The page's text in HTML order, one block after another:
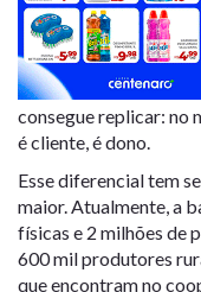
consegue replicar: no
é cliente, é dono.
Esse diferencial tem
maior. Atualmente, a
físicas e 2 milhões de
600 mil produtores
que encontram no